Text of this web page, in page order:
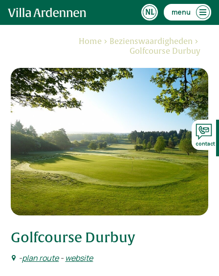
menu
Home
Bezienswaardigheden
Golfcourse Durbuy
Golfcourse Durbuy
-plan route - website
contact